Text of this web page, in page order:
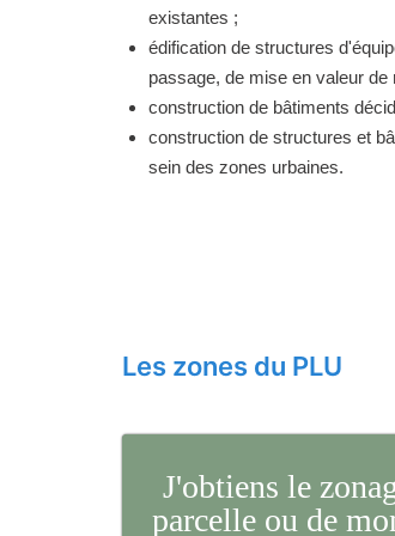
existantes ;
édification de structures
passage, de mise en valeur
construction de bâtiments
construction de structures et
sein des zones urbaines.
Les zones du PLU
J'obtiens le
parcelle ou de